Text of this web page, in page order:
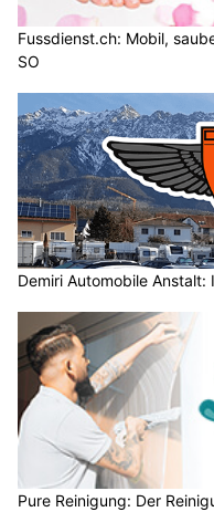
Fussdienst.ch: Mobil,
SO
Demiri Automobile Anstalt:
Pure Reinigung: Der